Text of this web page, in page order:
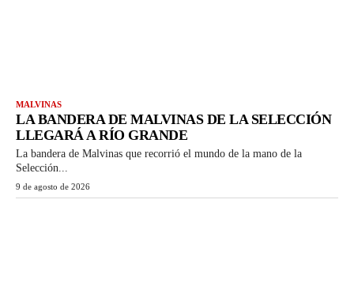
MALVINAS
LA BANDERA DE MALVINAS DE LA SELECCIÓN
LLEGARÁ A RÍO GRANDE
La bandera de Malvinas que recorrió el mundo de la mano de la
Selección...
9 de agosto de 2026